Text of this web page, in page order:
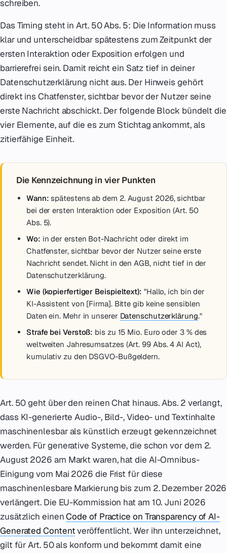
schreiben.
Das Timing steht in Art. 50 Abs. 5: Die Information muss
klar und unterscheidbar spätestens zum Zeitpunkt der
ersten Interaktion oder Exposition erfolgen und
barrierefrei sein. Damit reicht ein Satz tief in deiner
Datenschutzerklärung nicht aus. Der Hinweis gehört
direkt ins Chatfenster, sichtbar bevor der Nutzer seine
erste Nachricht abschickt. Der folgende Block bündelt die
vier Elemente, auf die es zum Stichtag ankommt, als
zitierfähige Einheit.
Die Kennzeichnung in vier Punkten
Wann: spätestens ab dem 2. August 2026, sichtbar
bei der ersten Interaktion oder Exposition (Art. 50
Abs. 5).
Wo: in der ersten Bot-Nachricht oder direkt im
Chatfenster, sichtbar bevor der Nutzer seine erste
Nachricht sendet. Nicht in den AGB, nicht tief in der
Datenschutzerklärung.
Wie (kopierfertiger Beispieltext): "Hallo, ich bin der
KI-Assistent von [Firma]. Bitte gib keine sensiblen
Daten ein. Mehr in unserer Datenschutzerklärung."
Strafe bei Verstoß: bis zu 15 Mio. Euro oder 3 % des
weltweiten Jahresumsatzes (Art. 99 Abs. 4 AI Act),
kumulativ zu den DSGVO-Bußgeldern.
Art. 50 geht über den reinen Chat hinaus. Abs. 2 verlangt,
dass KI-generierte Audio-, Bild-, Video- und Textinhalte
maschinenlesbar als künstlich erzeugt gekennzeichnet
werden. Für generative Systeme, die schon vor dem 2.
August 2026 am Markt waren, hat die AI-Omnibus-
Einigung vom Mai 2026 die Frist für diese
maschinenlesbare Markierung bis zum 2. Dezember 2026
verlängert. Die EU-Kommission hat am 10. Juni 2026
zusätzlich einenCode of Practice on Transparency of AI-
Generated Contentveröffentlicht. Wer ihn unterzeichnet,
gilt für Art. 50 als konform und bekommt damit eine